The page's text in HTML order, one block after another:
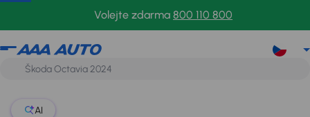
Volejte zdarma 800 110 800
Mercedes-Benz
AI